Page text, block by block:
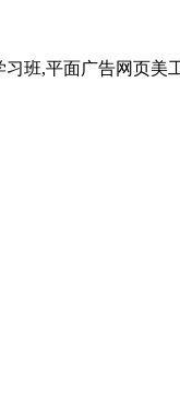
班,平面广告网页